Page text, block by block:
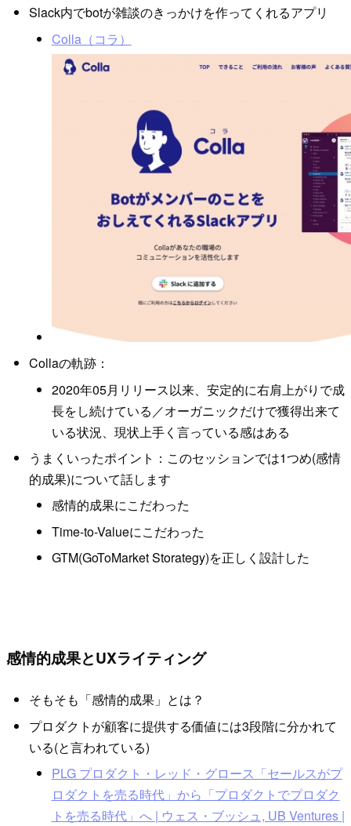
Slack内でbotが雑談のきっかけを作ってくれるアプリ
Colla（コラ）
Collaの軌跡：
2020年05月リリース以来、安定的に右肩上がりで成
長をし続けている／オーガニックだけで獲得出来て
いる状況、現状上手く言っている感はある
うまくいったポイント：このセッションでは1つめ(感情
的成果)について話します
感情的成果にこだわった
Time-to-Valueにこだわった
GTM(GoToMarket Storategy)を正しく設計した
感情的成果とUXライティング
そもそも「感情的成果」とは？
プロダクトが顧客に提供する価値には3段階に分かれて
いる(と言われている)
PLG プロダクト・レッド・グロース「セールスがプ
ロダクトを売る時代」から「プロダクトでプロダク
トを売る時代」へ | ウェス・ブッシュ, UB Ventures |